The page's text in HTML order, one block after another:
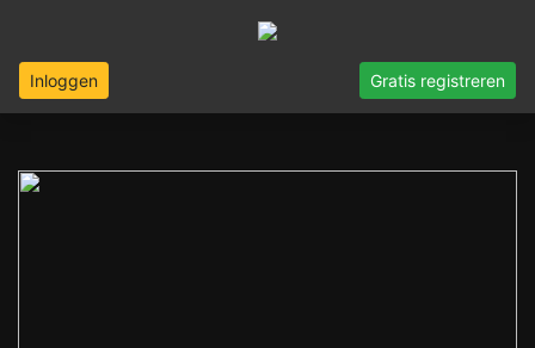
Inloggen Gratis registreren